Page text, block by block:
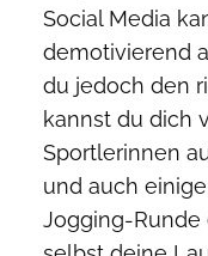
Social Media
demotivierend
du jedoch den
kannst du dich
Sportlerinnen
und auch
Jogging-Runde